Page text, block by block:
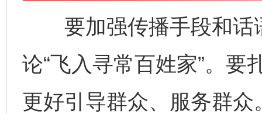
要加强传播手段和话
论“飞入寻常百姓家”。要
更好引导群众、服务群